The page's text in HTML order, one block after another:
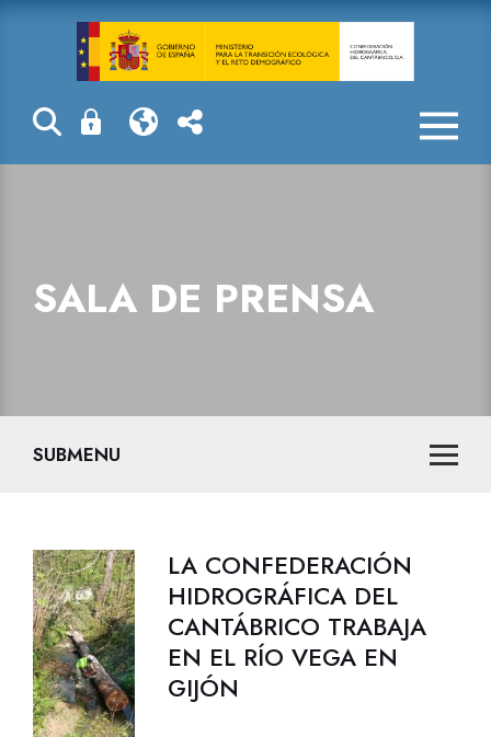
Sala de prensa
SALA DE PRENSA
SUBMENU
LA CONFEDERACIÓN
HIDROGRÁFICA DEL
CANTÁBRICO TRABAJA
EN EL RÍO VEGA EN
GIJÓN